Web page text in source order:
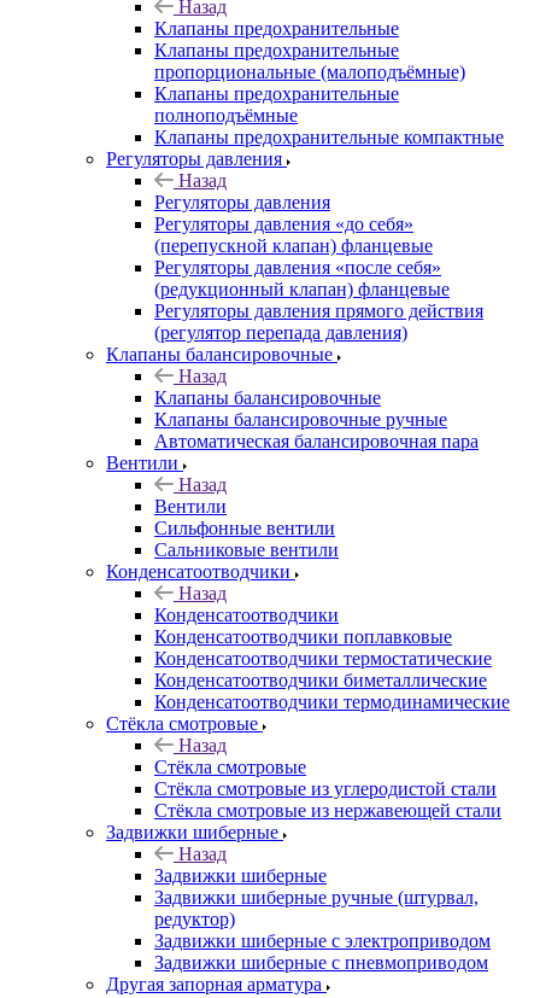
Назад
Клапаны предохранительные
Клапаны предохранительные
пропорциональные (малоподъёмные)
Клапаны предохранительные
полноподъёмные
Клапаны предохранительные компактные
Регуляторы давления
Назад
Регуляторы давления
Регуляторы давления «до себя»
(перепускной клапан) фланцевые
Регуляторы давления «после себя»
(редукционный клапан) фланцевые
Регуляторы давления прямого действия
(регулятор перепада давления)
Клапаны балансировочные
Назад
Клапаны балансировочные
Клапаны балансировочные ручные
Автоматическая балансировочная пара
Вентили
Назад
Вентили
Сильфонные вентили
Сальниковые вентили
Конденсатоотводчики
Назад
Конденсатоотводчики
Конденсатоотводчики поплавковые
Конденсатоотводчики термостатические
Конденсатоотводчики биметаллические
Конденсатоотводчики термодинамические
Стёкла смотровые
Назад
Стёкла смотровые
Стёкла смотровые из углеродистой стали
Стёкла смотровые из нержавеющей стали
Задвижки шиберные
Назад
Задвижки шиберные
Задвижки шиберные ручные (штурвал,
редуктор)
Задвижки шиберные с электроприводом
Задвижки шиберные с пневмоприводом
Другая запорная арматура